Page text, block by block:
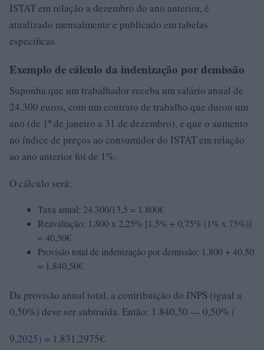
ISTAT em relação a dezembro do ano anterior, é
atualizado mensalmente e publicado em tabelas
específicas.
Exemplo de cálculo da indenização por demissão
Suponha que um trabalhador receba um salário anual de
24.300 euros, com um contrato de trabalho que durou um
ano (de 1º de janeiro a 31 de dezembro), e que o aumento
no índice de preços ao consumidor do ISTAT em relação
ao ano anterior foi de 1%.
O cálculo será:
Taxa anual: 24.300/13,5 = 1.800€
Reavaliação: 1.800 x 2,25% [1,5% + 0,75% (1% x 75%)]
= 40,50€
Provisão total de indenização por demissão: 1.800 + 40,50
= 1.840,50€
Da provisão anual total, a contribuição do INPS (igual a
0,50%) deve ser subtraída. Então: 1.840,50 — 0,50% (
9,2025) = 1.831,2975€